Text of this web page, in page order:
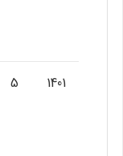
1401
5